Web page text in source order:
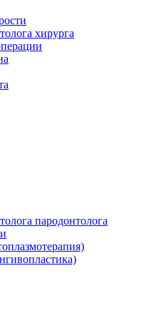
хирурга
пародонтолога